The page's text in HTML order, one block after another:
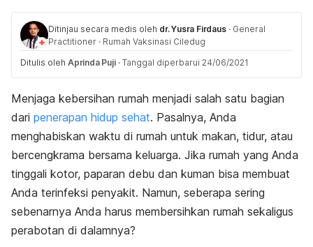
Ditinjau secara medis oleh dr. Yusra Firdaus · General
Practitioner · Rumah Vaksinasi Ciledug
Ditulis oleh Aprinda Puji · Tanggal diperbarui 24/06/2021
Menjaga kebersihan rumah menjadi salah satu bagian
dari penerapan hidup sehat. Pasalnya, Anda
menghabiskan waktu di rumah untuk makan, tidur, atau
bercengkrama bersama keluarga. Jika rumah yang Anda
tinggali kotor, paparan debu dan kuman bisa membuat
Anda terinfeksi penyakit. Namun, seberapa sering
sebenarnya Anda harus membersihkan rumah sekaligus
perabotan di dalamnya?